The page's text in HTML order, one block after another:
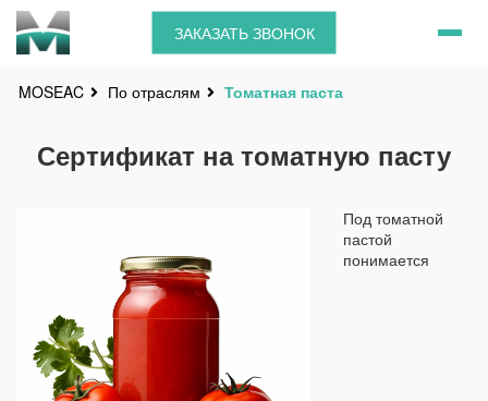
ЗАКАЗАТЬ ЗВОНОК
MOSEAC По отраслям Томатная паста
Сертификат на томатную пасту
Под томатной
пастой
понимается